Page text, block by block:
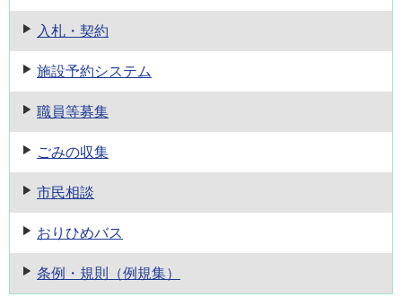
入札・契約
施設予約システム
職員等募集
ごみの収集
市民相談
おりひめバス
条例・規則 （例規集）